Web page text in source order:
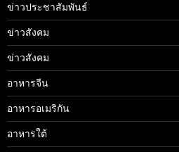
ข่าวประชาสัมพันธ์
ข่าวสังคม
ข่าวสังคม
อาหารจีน
อาหารอเมริกัน
อาหารใต้